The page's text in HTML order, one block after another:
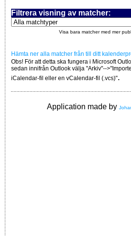
Filtrera visning av matcher:
Visa bara matcher med mer
Hämta ner alla matcher från till ditt
Obs! För att detta ska fungera i Microsoft
sedan innifrån Outlook välja "Arkiv"--
iCalendar-fil eller en vCalendar-fil (.vcs)".
Application made by